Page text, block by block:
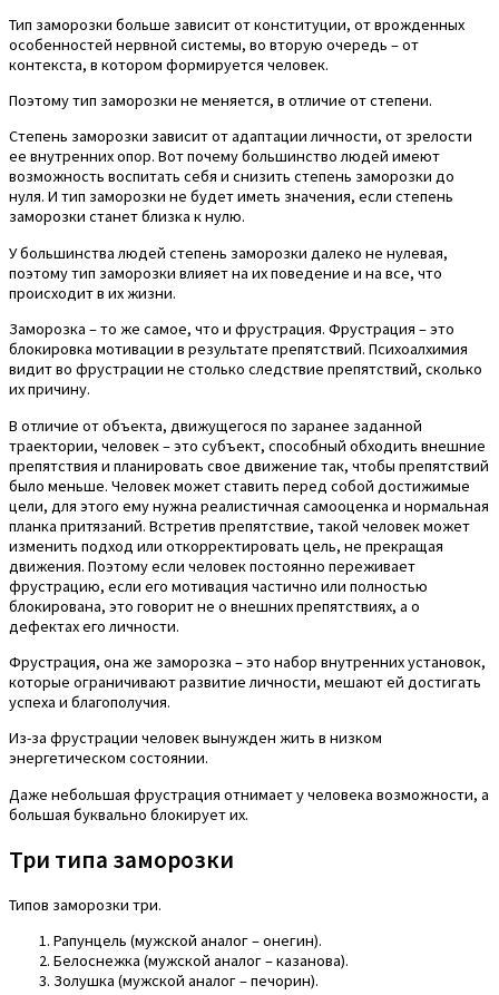
Тип заморозки больше зависит от конституции, от врожденных
особенностей нервной системы, во вторую очередь – от
контекста, в котором формируется человек.
Поэтому тип заморозки не меняется, в отличие от степени.
Степень заморозки зависит от адаптации личности, от зрелости
ее внутренних опор. Вот почему большинство людей имеют
возможность воспитать себя и снизить степень заморозки до
нуля. И тип заморозки не будет иметь значения, если степень
заморозки станет близка к нулю.
У большинства людей степень заморозки далеко не нулевая,
поэтому тип заморозки влияет на их поведение и на все, что
происходит в их жизни.
Заморозка – то же самое, что и фрустрация. Фрустрация – это
блокировка мотивации в результате препятствий. Психоалхимия
видит во фрустрации не столько следствие препятствий, сколько
их причину.
В отличие от объекта, движущегося по заранее заданной
траектории, человек – это субъект, способный обходить внешние
препятствия и планировать свое движение так, чтобы препятствий
было меньше. Человек может ставить перед собой достижимые
цели, для этого ему нужна реалистичная самооценка и нормальная
планка притязаний. Встретив препятствие, такой человек может
изменить подход или откорректировать цель, не прекращая
движения. Поэтому если человек постоянно переживает
фрустрацию, если его мотивация частично или полностью
блокирована, это говорит не о внешних препятствиях, а о
дефектах его личности.
Фрустрация, она же заморозка – это набор внутренних установок,
которые ограничивают развитие личности, мешают ей достигать
успеха и благополучия.
Из-за фрустрации человек вынужден жить в низком
энергетическом состоянии.
Даже небольшая фрустрация отнимает у человека возможности, а
большая буквально блокирует их.
Три типа заморозки
Типов заморозки три.
Рапунцель (мужской аналог – онегин).
Белоснежка (мужской аналог – казанова).
Золушка (мужской аналог – печорин).